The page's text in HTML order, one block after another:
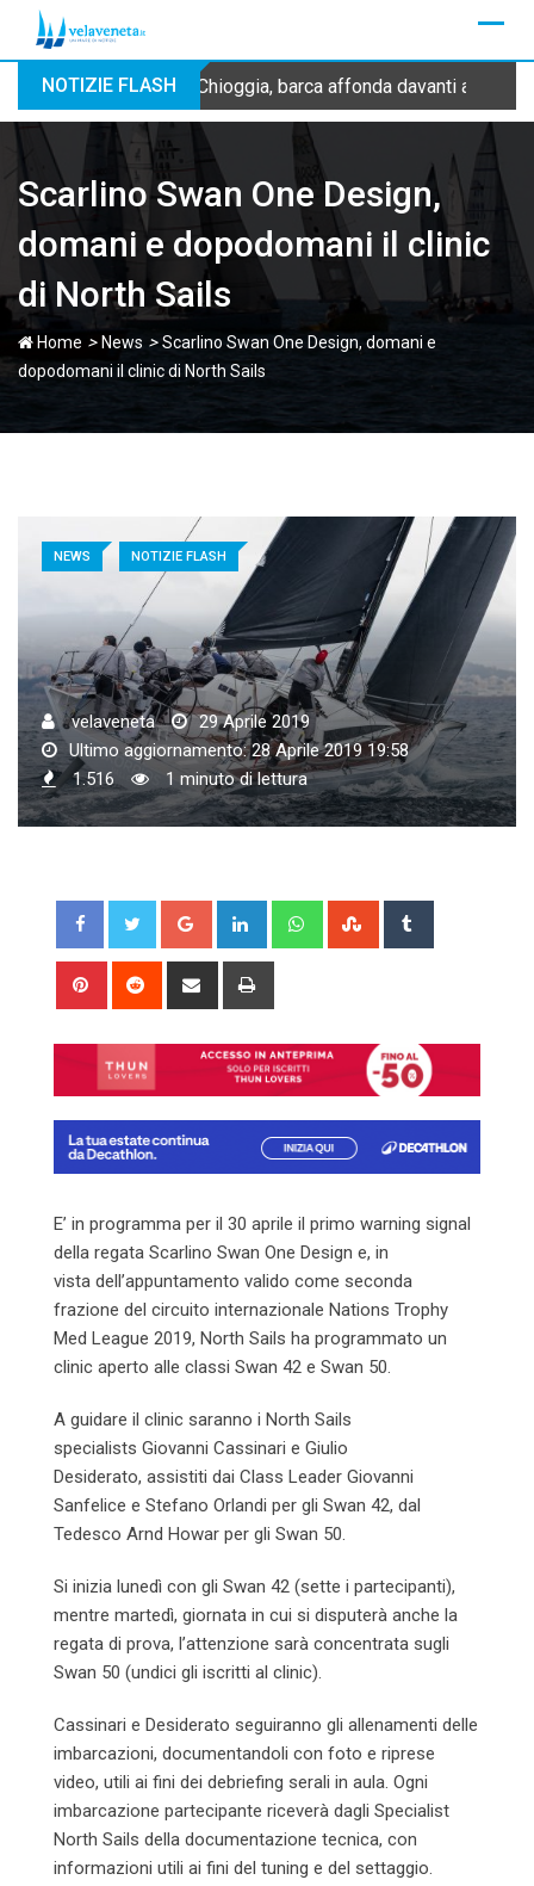
NOTIZIE FLASH Chioggia, barca affonda davanti alla
Scarlino Swan One Design,
domani e dopodomani il clinic
di North Sails
Home > News >Scarlino Swan One Design, domani e
dopodomani il clinic di North Sails
NEWS NOTIZIE FLASH
velaveneta
29 Aprile 2019
Ultimo aggiornamento: 28 Aprile 2019 19:58
1.516
1 minuto di lettura
Google+ LinkedIn WhatsappStumbleUpon
Pinterest Reddit
Share
E’ in programma per il 30 aprile il primo warning signal
della regata Scarlino Swan One Design e, in
vista dell’appuntamento valido come seconda
frazione del circuito internazionale Nations Trophy
Med League 2019, North Sails ha programmato un
clinic aperto alle classi Swan 42 e Swan 50.
A guidare il clinic saranno i North Sails
specialists Giovanni Cassinari e Giulio
Desiderato, assistiti dai Class Leader Giovanni
Sanfelice e Stefano Orlandi per gli Swan 42, dal
Tedesco Arnd Howar per gli Swan 50.
Si inizia lunedì con gli Swan 42 (sette i partecipanti),
mentre martedì, giornata in cui si disputerà anche la
regata di prova, l’attenzione sarà concentrata sugli
Swan 50 (undici gli iscritti al clinic).
Cassinari e Desiderato seguiranno gli allenamenti delle
imbarcazioni, documentandoli con foto e riprese
video, utili ai fini dei debriefing serali in aula. Ogni
imbarcazione partecipante riceverà dagli Specialist
North Sails della documentazione tecnica, con
informazioni utili ai fini del tuning e del settaggio.